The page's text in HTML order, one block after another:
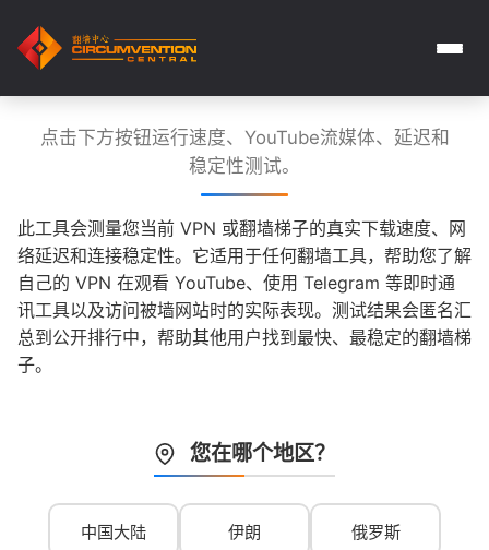
点击下方按钮运行速度、YouTube流媒体、延迟和
稳定性测试。
此工具会测量您当前 VPN 或翻墙梯子的真实下载速度、网
络延迟和连接稳定性。它适用于任何翻墙工具，帮助您了解
自己的 VPN 在观看 YouTube、使用 Telegram 等即时通
讯工具以及访问被墙网站时的实际表现。测试结果会匿名汇
总到公开排行中，帮助其他用户找到最快、最稳定的翻墙梯
子。
您在哪个地区？
中国大陆 伊朗 俄罗斯